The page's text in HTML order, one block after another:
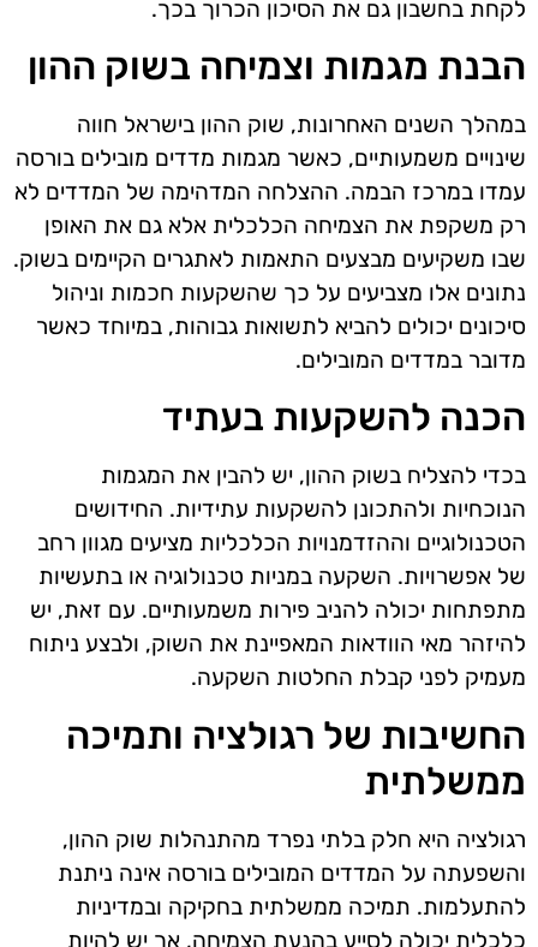
לקחת בחשבון גם את הסיכון הכרוך בכך.
הבנת מגמות וצמיחה בשוק ההון
במהלך השנים האחרונות, שוק ההון בישראל חווה
שינויים משמעותיים, כאשר מגמות מדדים מובילים בורסה
עמדו במרכז הבמה. ההצלחה המדהימה של המדדים לא
רק משקפת את הצמיחה הכלכלית אלא גם את האופן
שבו משקיעים מבצעים התאמות לאתגרים הקיימים בשוק.
נתונים אלו מצביעים על כך שהשקעות חכמות וניהול
סיכונים יכולים להביא לתשואות גבוהות, במיוחד כאשר
מדובר במדדים המובילים.
הכנה להשקעות בעתיד
בכדי להצליח בשוק ההון, יש להבין את המגמות
הנוכחיות ולהתכונן להשקעות עתידיות. החידושים
הטכנולוגיים וההזדמנויות הכלכליות מציעים מגוון רחב
של אפשרויות. השקעה במניות טכנולוגיה או בתעשיות
מתפתחות יכולה להניב פירות משמעותיים. עם זאת, יש
להיזהר מאי הוודאות המאפיינת את השוק, ולבצע ניתוח
מעמיק לפני קבלת החלטות השקעה.
החשיבות של רגולציה ותמיכה
ממשלתית
רגולציה היא חלק בלתי נפרד מהתנהלות שוק ההון,
והשפעתה על המדדים המובילים בורסה אינה ניתנת
להתעלמות. תמיכה ממשלתית בחקיקה ובמדיניות
כלכלית יכולה לסייע בהנעת הצמיחה, אך יש להיות